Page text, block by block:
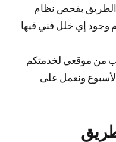
بفحص نظام
وجود إي خلل فني فيها
من موقعي لخدمتكم
الأسبوع ونعمل على